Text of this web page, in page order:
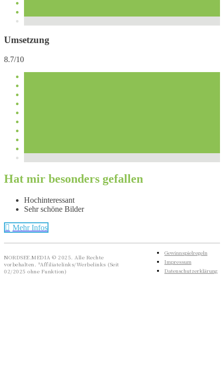
Umsetzung
8.7/10
Hat mir besonders gefallen
Hochinteressant
Sehr schöne Bilder
Mehr Infos
NORDSEE.MEDIA © 2025. Alle Rechte
vorbehalten. *Affiliatelinks/Werbelinks (Seit
02/2025 ohne Funktion)
Gewinnspielregeln
Impressum
Datenschutzerklärung